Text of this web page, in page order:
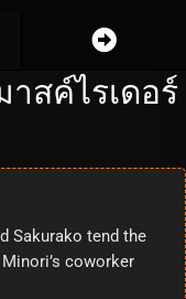
าสค์ไรเดอร์
Sakurako tend the
coworker